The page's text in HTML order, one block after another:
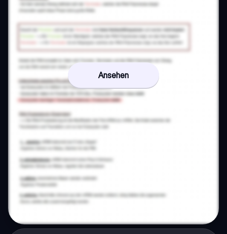
Ansehen